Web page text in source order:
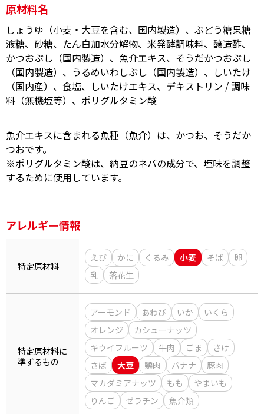
だし粉
商品情報一覧
おすすめサイト
氷熟®︎
原材料名
しょうゆ（小麦・大豆を含む、国内製造）、ぶどう糖果糖
液糖、砂糖、たん白加水分解物、米発酵調味料、醸造酢、
かつおぶし（国内製造）、魚介エキス、そうだかつおぶし
（国内製造）、うるめいわしぶし（国内製造）、しいたけ
（国内産）、食塩、しいたけエキス、デキストリン / 調味
料（無機塩等）、ポリグルタミン酸
魚介エキスに含まれる魚種（魚介）は、かつお、そうだか
つおです。
※ポリグルタミン酸は、納豆のネバの成分で、塩味を調整
するために使用しています。
アレルギー情報
特定原材料
えび かに くるみ 小麦 そば
卵
乳
落花生
特定原材料に
準ずるもの
アーモンド あわび いか
いくら
オレンジ
カシューナッツ
キウイフルーツ
牛肉 ごま
さけ
さば
大豆 鶏肉 バナナ
豚肉
マカダミアナッツ
もも
やまいも
りんご
ゼラチン 魚介類